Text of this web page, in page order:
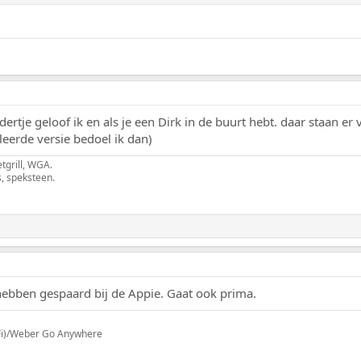
geloof ik en als je een Dirk in de buurt hebt. daar staan er
versie bedoel ik dan)
WGA.
speksteen.
gespaard bij de Appie. Gaat ook prima.
Weber Go Anywhere